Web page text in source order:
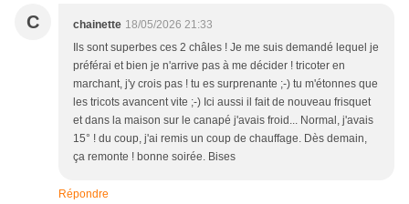
C chainette 18/05/2026 21:33
Ils sont superbes ces 2 châles ! Je me suis demandé lequel je
préférai et bien je n'arrive pas à me décider ! tricoter en
marchant, j'y crois pas ! tu es surprenante ;-) tu m'étonnes que
les tricots avancent vite ;-) Ici aussi il fait de nouveau frisquet
et dans la maison sur le canapé j'avais froid... Normal, j'avais
15° ! du coup, j'ai remis un coup de chauffage. Dès demain,
ça remonte ! bonne soirée. Bises
Répondre